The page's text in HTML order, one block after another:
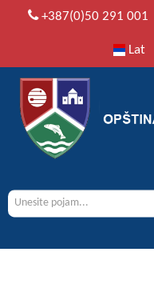
+387(0)50 291 001
Lat